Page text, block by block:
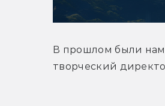
В прошлом были
творческий